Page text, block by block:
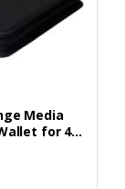
Media
for 48